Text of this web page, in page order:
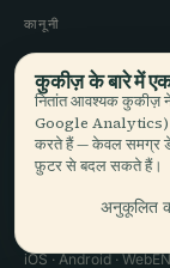
कानूनी
गोपनीयता
शर्तें
कुकी सेटिंग्स
खाता हटाएँ
© 2026 Audiala ·
iOS · Android · Web
कुकीज़ के बारे में एक
नितांत आवश्यक कुकीज़
Google Analytics)
करते हैं — केवल समग्र
फ़ुटर से बदल सकते हैं।
अनुकूलित